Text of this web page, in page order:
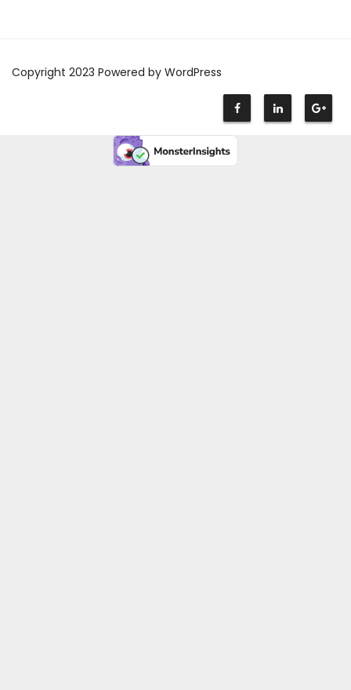
Copyright 2023 Powered by WordPress